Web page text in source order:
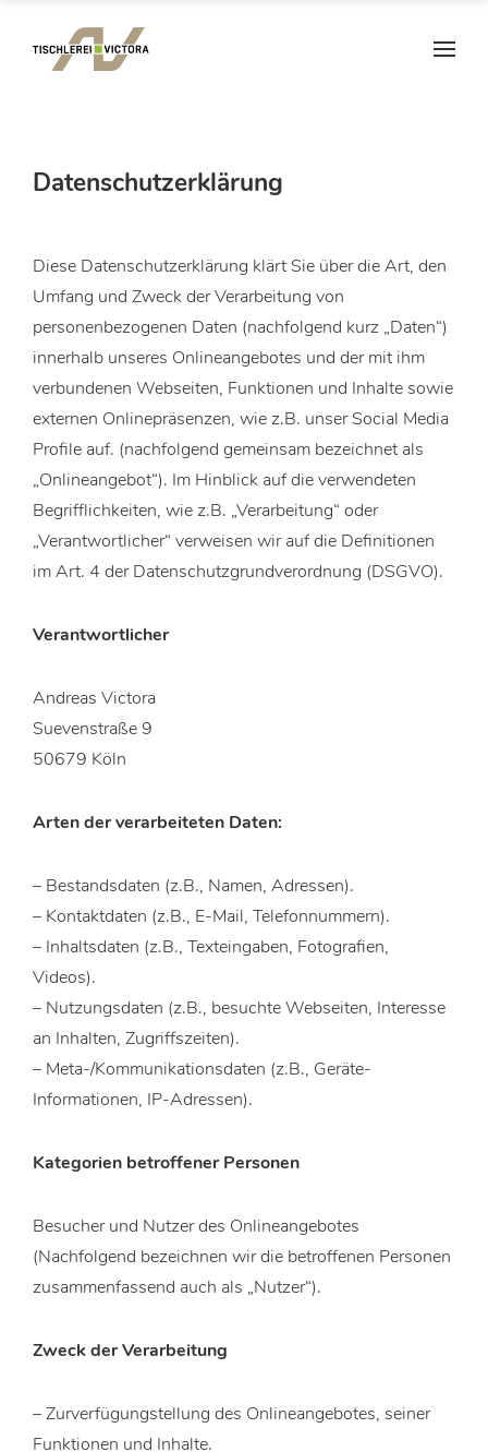
Datenschutzerklärung
Diese Datenschutzerklärung klärt Sie über die Art, den
Umfang und Zweck der Verarbeitung von
personenbezogenen Daten (nachfolgend kurz „Daten“)
innerhalb unseres Onlineangebotes und der mit ihm
verbundenen Webseiten, Funktionen und Inhalte sowie
externen Onlinepräsenzen, wie z.B. unser Social Media
Profile auf. (nachfolgend gemeinsam bezeichnet als
„Onlineangebot“). Im Hinblick auf die verwendeten
Begrifflichkeiten, wie z.B. „Verarbeitung“ oder
„Verantwortlicher“ verweisen wir auf die Definitionen
im Art. 4 der Datenschutzgrundverordnung (DSGVO).
Verantwortlicher
Andreas Victora
Suevenstraße 9
50679 Köln
Arten der verarbeiteten Daten:
– Bestandsdaten (z.B., Namen, Adressen).
– Kontaktdaten (z.B., E-Mail, Telefonnummern).
– Inhaltsdaten (z.B., Texteingaben, Fotografien,
Videos).
– Nutzungsdaten (z.B., besuchte Webseiten, Interesse
an Inhalten, Zugriffszeiten).
– Meta-/Kommunikationsdaten (z.B., Geräte-
Informationen, IP-Adressen).
Kategorien betroffener Personen
Besucher und Nutzer des Onlineangebotes
(Nachfolgend bezeichnen wir die betroffenen Personen
zusammenfassend auch als „Nutzer“).
Zweck der Verarbeitung
– Zurverfügungstellung des Onlineangebotes, seiner
Funktionen und Inhalte.